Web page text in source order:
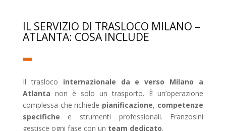
IL SERVIZIO DI TRASLOCO MILANO –
ATLANTA: COSA INCLUDE
Il trasloco internazionale da e verso Milano a
Atlanta non è solo un trasporto. È un’operazione
complessa che richiede pianificazione, competenze
specifiche e strumenti professionali. Franzosini
gestisce ogni fase con un team dedicato.